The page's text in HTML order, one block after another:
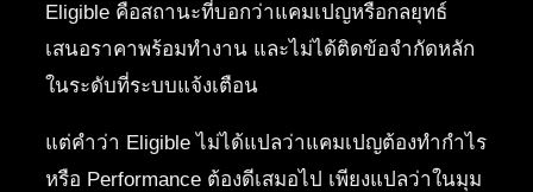
Eligible คือสถานะที่บอกว่าแคมเปญหรือกลยุทธ์
เสนอราคาพร้อมทำงาน และไม่ได้ติดข้อจำกัดหลัก
ในระดับที่ระบบแจ้งเตือน
แต่คำว่า Eligible ไม่ได้แปลว่าแคมเปญต้องทำกำไร
หรือ Performance ต้องดีเสมอไป เพียงแปลว่าในมุม